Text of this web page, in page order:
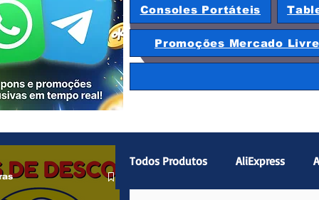
Consoles Portáteis
Promoções Mercado Livre
Todos Produtos AliExpress